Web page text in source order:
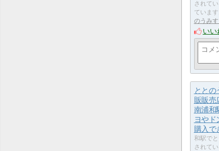
されて
ていま
のうみ
いい
ととの
販販売
南浦和
ヨやド
購入で
和駅で
されて